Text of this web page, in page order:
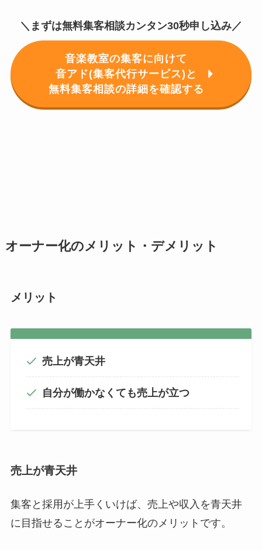
＼まずは無料集客相談カンタン30秒申し込み／
音楽教室の集客に向けて
音アド(集客代行サービス)と
無料集客相談の詳細を確認する
オーナー化のメリット・デメリット
メリット
売上が青天井
自分が働かなくても売上が立つ
売上が青天井
集客と採用が上手くいけば、売上や収入を青天井
に目指せることがオーナー化のメリットです。